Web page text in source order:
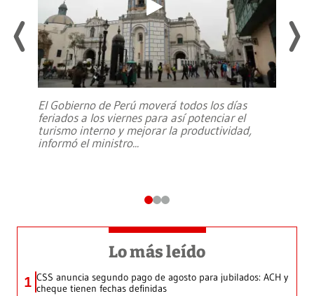
El Gobierno de Perú moverá todos los días
feriados a los viernes para así potenciar el
turismo interno y mejorar la productividad,
informó el ministro...
Lo más leído
1 CSS anuncia segundo pago de agosto para jubilados: ACH y
cheque tienen fechas definidas